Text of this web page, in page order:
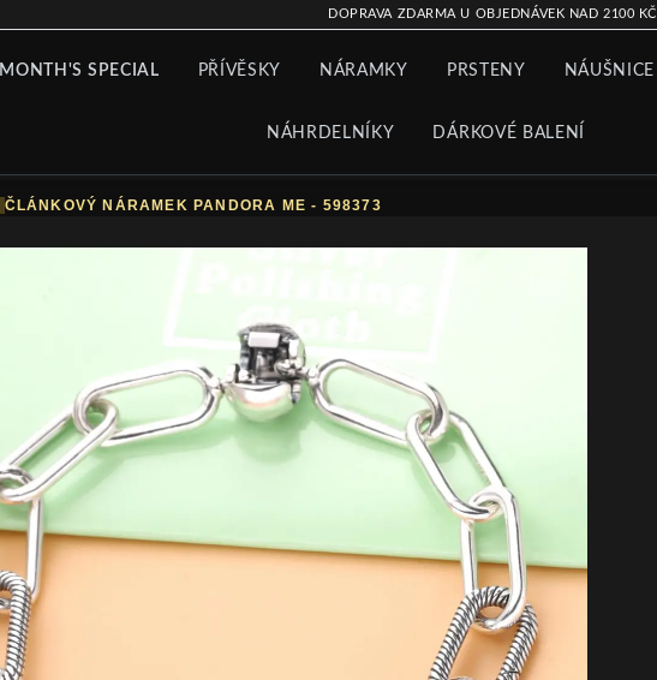
DOPRAVA ZDARMA U OBJEDNÁVEK NAD 2100 KČ
MONTH'S SPECIAL PŘÍVĚSKY NÁRAMKY PRSTENY NÁUŠNICE
NÁHRDELNÍKY DÁRKOVÉ BALENÍ
ČLÁNKOVÝ NÁRAMEK PANDORA ME - 598373